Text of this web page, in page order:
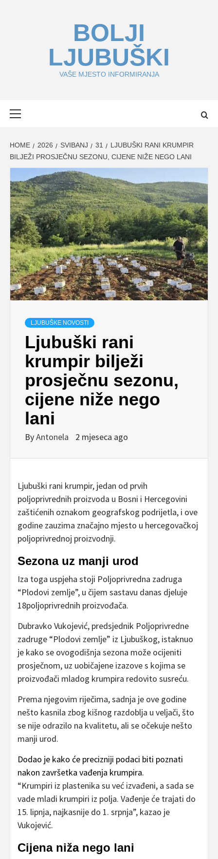
BOLJI
LJUBUŠKI
VAŠE MJESTO INFORMIRANJA
HOME 2026 SVIBANJ 31
LJUBUŠKI RANI KRUMPIR
BILJEŽI PROSJEČNU SEZONU, CIJENE NIŽE NEGO LANI
LJUBUŠKE NOVOSTI
Ljubuški rani
krumpir bilježi
prosječnu sezonu,
cijene niže nego
lani
ByAntonela 2 mjeseca ago
Ljubuški rani krumpir, jedan od prvih
poljoprivrednih proizvoda u Bosni i Hercegovini
zaštićenih oznakom geografskog podrijetla, i ove
godine zauzima značajno mjesto u hercegovačkoj
poljoprivrednoj proizvodnji.
Sezona uz manji urod
Iza toga uspjeha stoji Poljoprivredna zadruga
“Plodovi zemlje”, u čijem sastavu danas djeluje
18poljoprivrednih proizvođača.
Dubravko Vukojević, predsjednik Poljoprivredne
zadruge “Plodovi zemlje” iz Ljubuškog, istaknuo
je kako se ovogodišnja sezona može ocijeniti
prosječnom, uz uobičajene izazove s kojima se
proizvođači mladog krumpira redovito susreću.
Prema njegovim riječima, sadnja je ove godine
nešto kasnila zbog kišnog razdoblja u veljači, što
se nije odrazilo na kvalitetu, ali se očekuje nešto
manji urod.
Dodao je kako će precizniji podaci biti poznati
nakon završetka vađenja krumpira.
“Krumpiri iz plastenika su već izvađeni, a sada se
vade mladi krumpiri iz polja. Vađenje će trajati do
15. lipnja, najkasnije do 1. srpnja”, kazao je
Vukojević.
Cijena niža nego lani